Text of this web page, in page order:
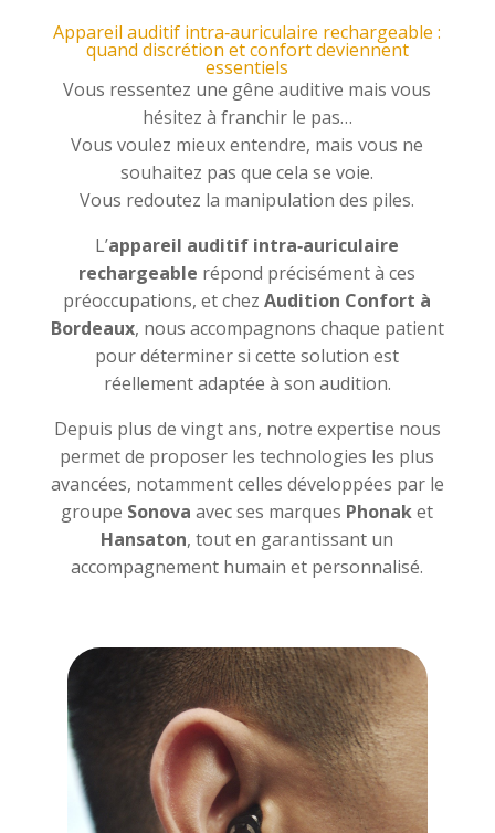
Appareil auditif intra‑auriculaire rechargeable :
quand discrétion et confort deviennent
essentiels
Vous ressentez une gêne auditive mais vous
hésitez à franchir le pas…
Vous voulez mieux entendre, mais vous ne
souhaitez pas que cela se voie.
Vous redoutez la manipulation des piles.
L’appareil auditif intra‑auriculaire
rechargeable répond précisément à ces
préoccupations, et chezAudition Confort à
Bordeaux, nous accompagnons chaque patient
pour déterminer si cette solution est
réellement adaptée à son audition.
Depuis plus de vingt ans, notre expertise nous
permet de proposer les technologies les plus
avancées, notamment celles développées par le
groupe Sonova avec ses marques Phonaket
Hansaton, tout en garantissant un
accompagnement humain et personnalisé.